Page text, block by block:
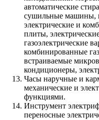
автоматические
сушильные машины,
электрические и
плиты,
газоэлектрические
комбинированные
встраиваемые
кондиционеры,
Часы наручные и
механические и
функциями.
Инструмент
переносные